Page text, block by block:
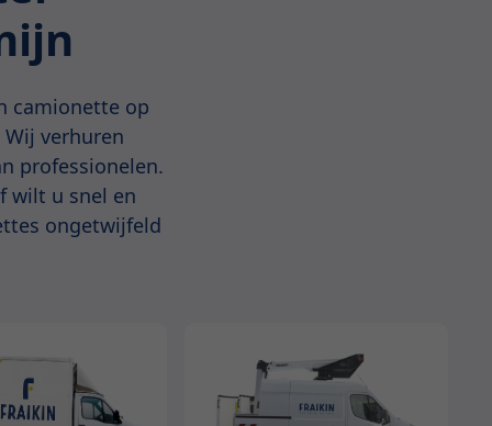
camionette op
verhuren
professionelen.
wilt u snel en
ongetwijfeld